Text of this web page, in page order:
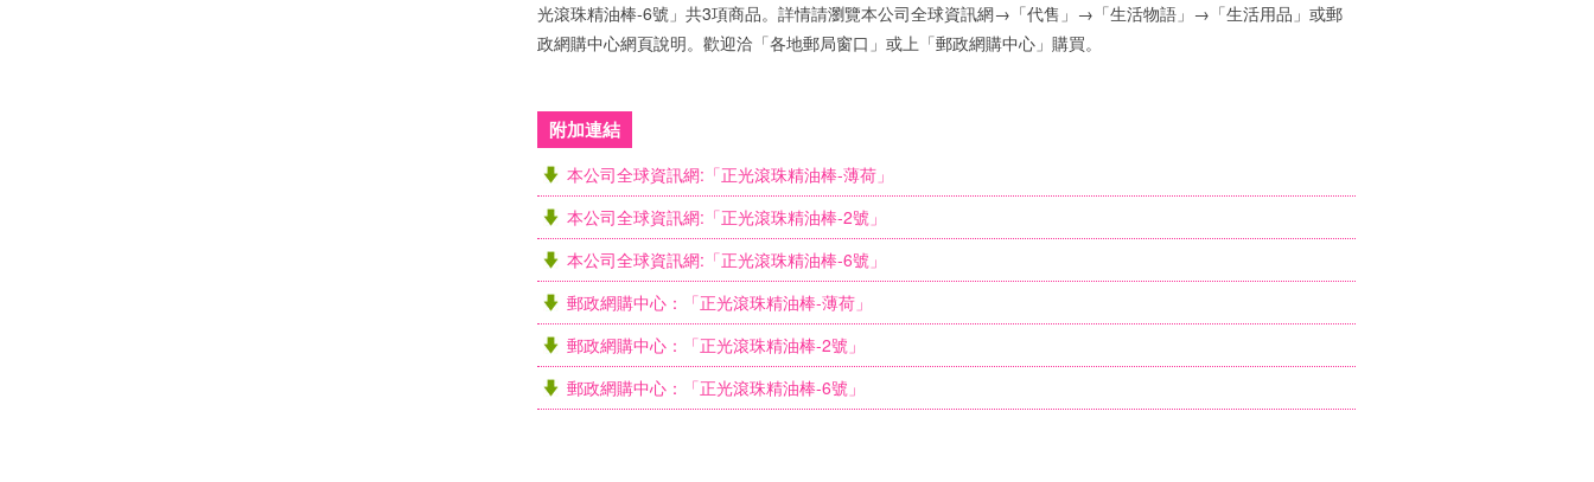
光滾珠精油棒-6號」共3項商品。詳情請瀏覽本公司全球資訊網→「代售」→「生活物語」→「生活用品」或郵
政網購中心網頁說明。歡迎洽「各地郵局窗口」或上「郵政網購中心」購買。
附加連結
本公司全球資訊網:「正光滾珠精油棒-薄荷」
本公司全球資訊網:「正光滾珠精油棒-2號」
本公司全球資訊網:「正光滾珠精油棒-6號」
郵政網購中心：「正光滾珠精油棒-薄荷」
郵政網購中心：「正光滾珠精油棒-2號」
郵政網購中心：「正光滾珠精油棒-6號」